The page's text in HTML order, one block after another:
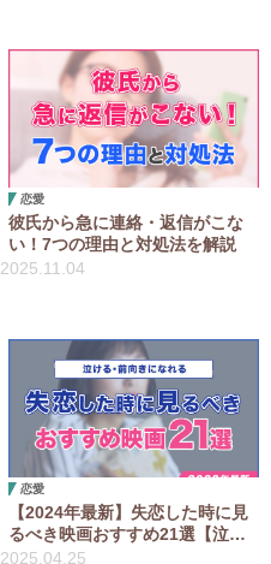
恋愛
彼氏から急に連絡・返信がこな
い！7つの理由と対処法を解説
2025.11.04
恋愛
【2024年最新】失恋した時に見
るべき映画おすすめ21選【泣け
る・前向きになれる】
2025.04.25